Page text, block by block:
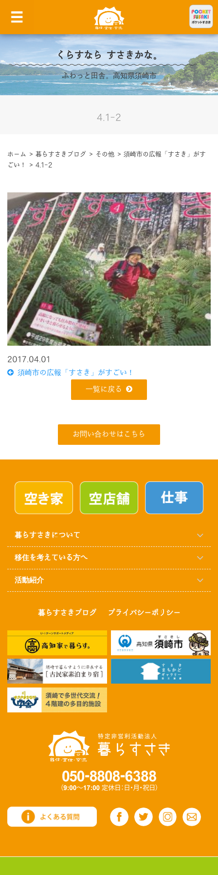
くらすなら すさきかな。
ふわっと田舎。高知県須崎市
4.1-2
ホーム > 暮らすさきブログ > その他 > 須崎市の広報「すさき」がす
ごい！
> 4.1-2
2017.04.01
須崎市の広報「すさき」がすごい！
一覧に戻る
お問い合わせはこちら
暮らすさきについて
移住を考えている方へ
活動紹介
暮らすさきブログ プライバシーポリシー